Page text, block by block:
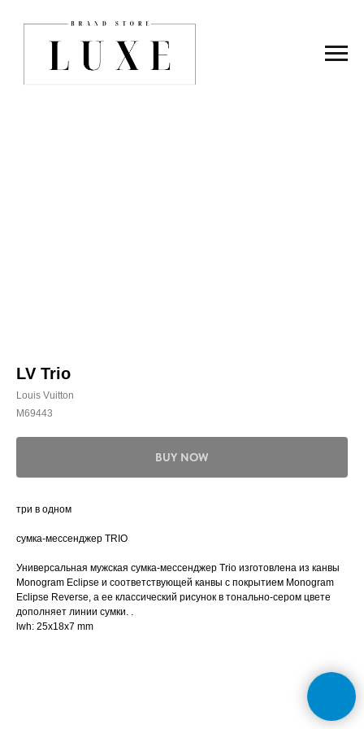
LV Trio
Louis Vuitton
M69443
BUY NOW
три в одном
сумка-мессенджер TRIO
Универсальная мужская сумка-мессенджер Trio изготовлена ​​из канвы
Monogram Eclipse и соответствующей канвы с покрытием Monogram
Eclipse Reverse, а ее классический рисунок в тонально-сером цвете
дополняет линии сумки. .
lwh: 25x18x7 mm